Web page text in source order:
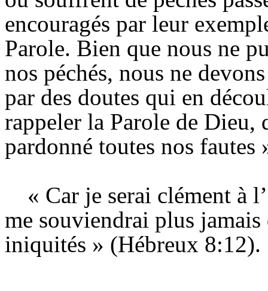
encouragés par leur
Parole. Bien que nous ne
nos péchés, nous ne
par des doutes qui en
rappeler la Parole de Dieu,
pardonné toutes nos
« Car je serai clément à
me souviendrai plus
iniquités » (Hébreux 8:12).